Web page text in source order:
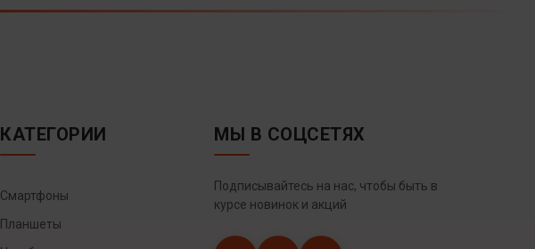
КАТЕГОРИИ
Смартфоны
Планшеты
МЫ В СОЦСЕТЯХ
Подписывайтесь на нас, чтобы быть в
курсе новинок и акций